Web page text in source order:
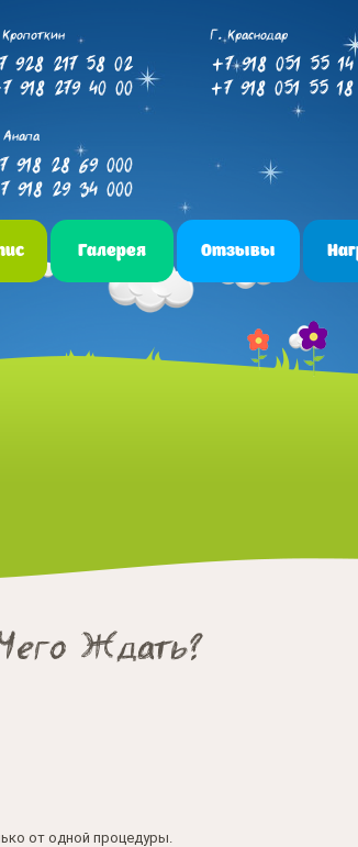
Г. Краснодар
+7 918 051 55 14
+7 918 051 55 18
928 217 58 02
918 279 40 00
918 28 69 000
918 29 34 000
Галерея Отзывы
Ждать?
от одной процедуры.